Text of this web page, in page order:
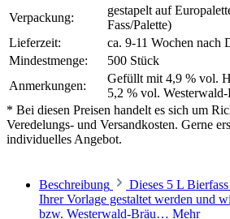
Verpackung:
gestapelt auf
Fass/Palette)
Lieferzeit:
ca. 9-11 Wochen nach
Mindestmenge:
500 Stück
Anmerkungen:
Gefüllt mit 4,9 % vol.
5,2 % vol. Westerwald-
* Bei diesen Preisen handelt es sich um
Veredelungs- und Versandkosten. Gerne
individuelles Angebot.
Beschreibung
Dieses 5 L
Ihrer Vorlage gestaltet werden und
bzw. Westerwald-Bräu… Mehr